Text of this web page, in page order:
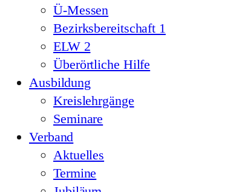
Ü-Messen
Bezirksbereitschaft 1
ELW 2
Überörtliche Hilfe
Ausbildung
Kreislehrgänge
Seminare
Verband
Aktuelles
Termine